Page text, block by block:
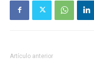
Artículo anterior